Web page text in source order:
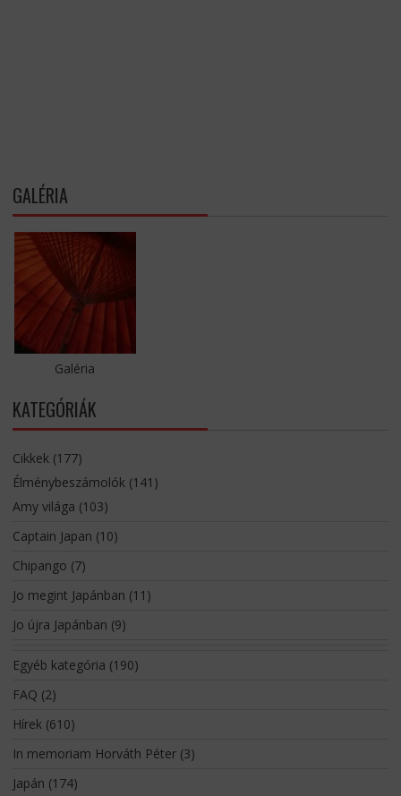
GALÉRIA
Galéria
KATEGÓRIÁK
Cikkek(177)
Élménybeszámolók(141)
Amy világa (103)
Captain Japan (10)
Chipango (7)
Jo megint Japánban (11)
Jo újra Japánban (9)
Egyéb kategória (190)
FAQ (2)
Hírek(610)
In memoriam Horváth Péter(3)
Japán (174)